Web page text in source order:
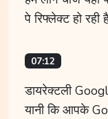
पे रिफ्लेक्ट हो
07:12
डायरेक्टली
यानी कि आपके